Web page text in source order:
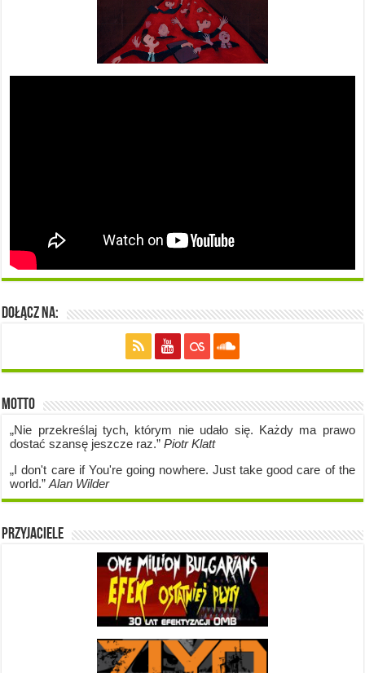
Dołącz na:
Motto
„Nie przekreślaj tych, którym nie udało się. Każdy ma prawo
dostać szansę jeszcze raz.”Piotr Klatt
„I don't care if You're going nowhere. Just take good care of the
world.”Alan Wilder
Przyjaciele